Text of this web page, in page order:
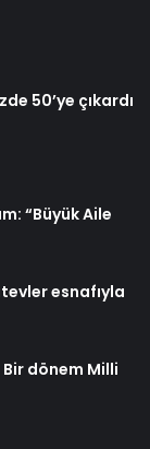
50’ye çıkardı
“Büyük Aile
esnafıyla
Bir dönem Milli